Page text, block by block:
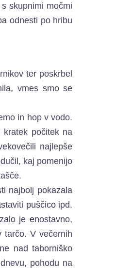
skupnimi močmi
odnesti po hribu
ter poskrbel
vmes smo se
in hop v vodo.
počitek na
najlepše
kaj pomenijo
najbolj pokazala
puščico ipd.
je enostavno,
tarčo. V večernih
nad taborniško
pohodu na